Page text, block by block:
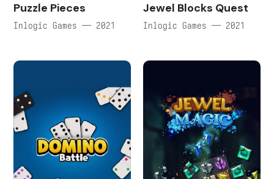
Puzzle Pieces
Inlogic Games — 2021
Jewel Blocks Quest
Inlogic Games — 2021